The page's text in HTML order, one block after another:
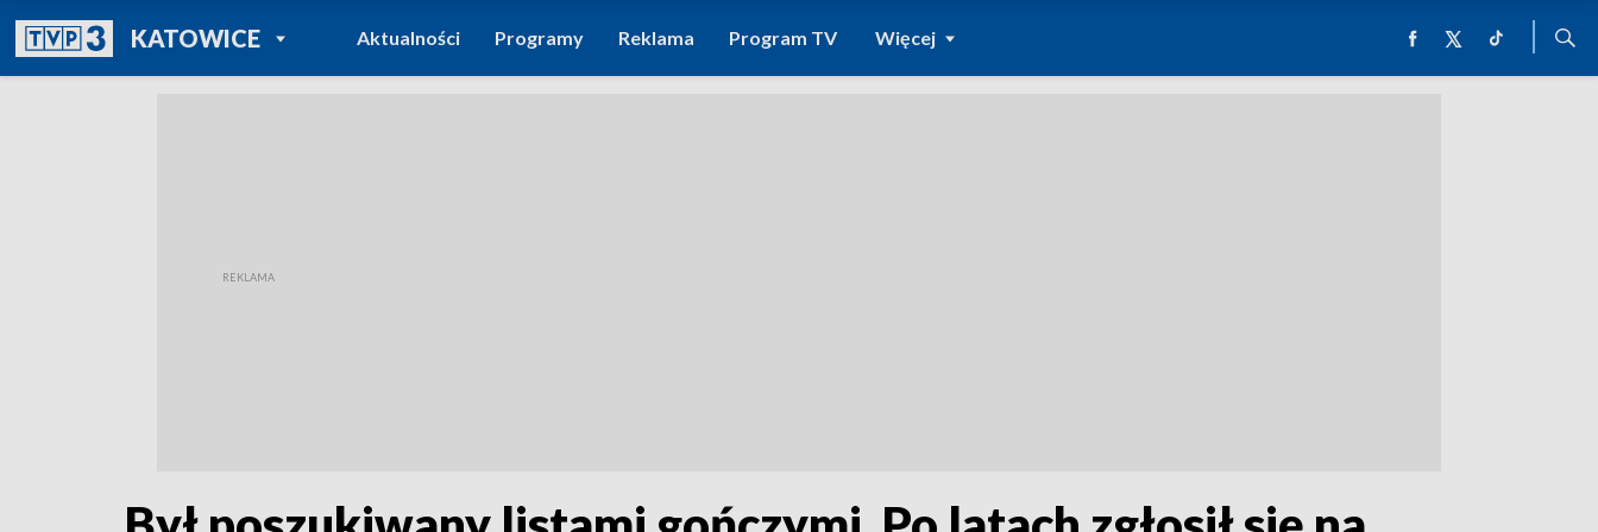
KATOWICEPOWRÓT DO
TVP REGIONY
Aktualności Programy Reklama Program TV Więcej